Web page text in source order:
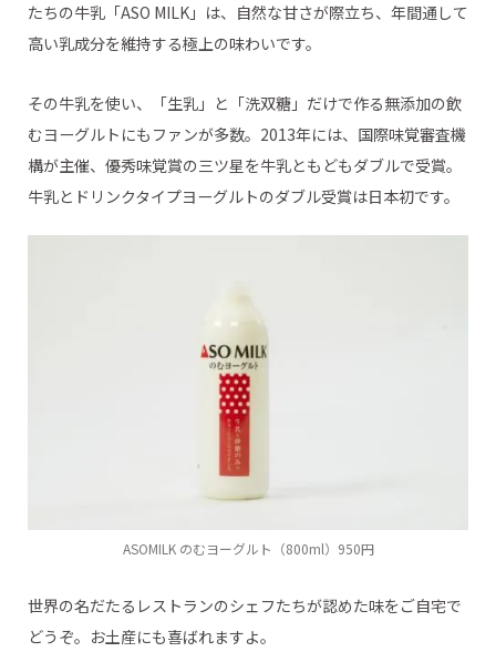
たちの牛乳「ASO MILK」は、自然な甘さが際立ち、年間通して
高い乳成分を維持する極上の味わいです。
その牛乳を使い、「生乳」と「洗双糖」だけで作る無添加の飲
むヨーグルトにもファンが多数。2013年には、国際味覚審査機
構が主催、優秀味覚賞の三ツ星を牛乳ともどもダブルで受賞。
牛乳とドリンクタイプヨーグルトのダブル受賞は日本初です。
ASOMILK のむヨーグルト（800ml）950円
世界の名だたるレストランのシェフたちが認めた味をご自宅で
どうぞ。お土産にも喜ばれますよ。